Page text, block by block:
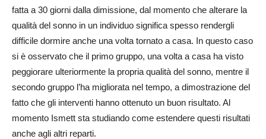
fatta a 30 giorni dalla dimissione, dal momento che alterare la
qualità del sonno in un individuo significa spesso rendergli
difficile dormire anche una volta tornato a casa. In questo caso
si è osservato che il primo gruppo, una volta a casa ha visto
peggiorare ulteriormente la propria qualità del sonno, mentre il
secondo gruppo l’ha migliorata nel tempo, a dimostrazione del
fatto che gli interventi hanno ottenuto un buon risultato. Al
momento Ismett sta studiando come estendere questi risultati
anche agli altri reparti.